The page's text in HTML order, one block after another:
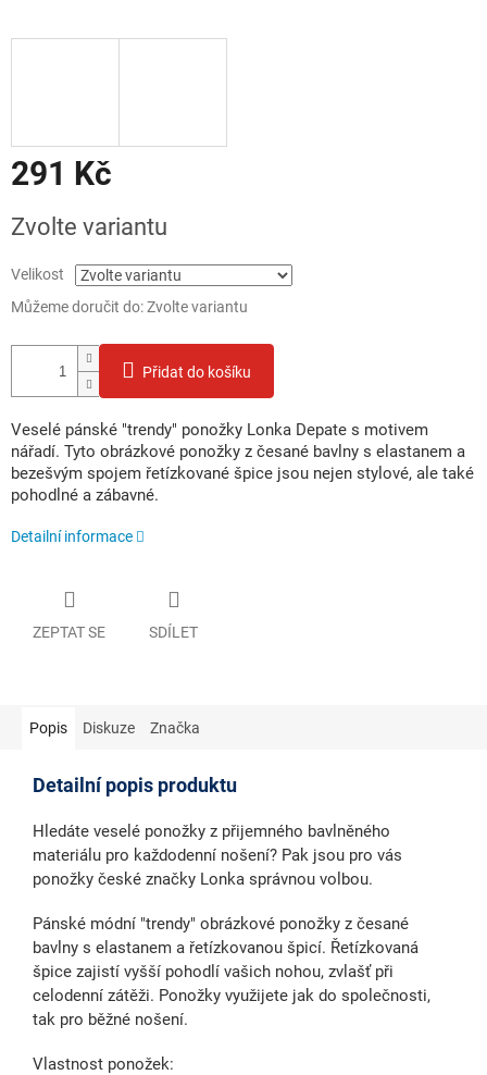
291 Kč
cena:
Zvolte variantu
Velikost
Můžeme doručit do:Zvolte variantu
Přidat do košíku
Veselé pánské "trendy" ponožky Lonka Depate s motivem
nářadí. Tyto obrázkové ponožky z česané bavlny s elastanem a
bezešvým spojem řetízkované špice jsou nejen stylové, ale také
pohodlné a zábavné.
Detailní informace
ZEPTAT SE SDÍLET
Popis Diskuze Značka
Detailní popis produktu
Hledáte veselé ponožky z přijemného bavlněného
materiálu pro každodenní nošení? Pak jsou pro vás
ponožky české značky Lonka správnou volbou.
Pánské módní "trendy" obrázkové ponožky z česané
bavlny s elastanem a řetízkovanou špicí. Řetízkovaná
špice zajistí vyšší pohodlí vašich nohou, zvlašť při
celodenní zátěži. Ponožky využijete jak do společnosti,
tak pro běžné nošení.
Vlastnost ponožek: